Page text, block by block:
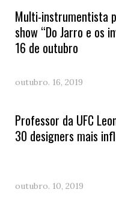
Multi-instrumentista
show “Do Jarro e os
16 de outubro
outubro. 16, 2019
Professor da UFC
30 designers mais
outubro. 10, 2019